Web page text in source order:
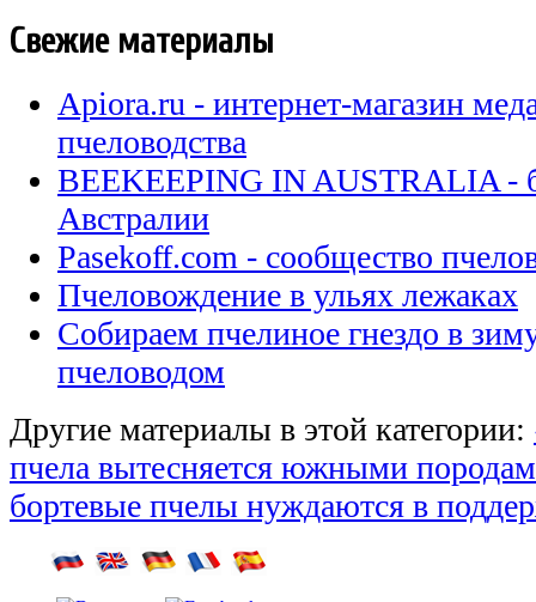
Свежие материалы
Apiora.ru - интернет-магазин
пчеловодства
BEEKEEPING IN AUSTRALIA -
Австралии
Pasekoff.com - сообщество
Пчеловождение в ульях лежаках
Собираем пчелиное гнездо в
пчеловодом
Другие материалы в этой категории:
пчела вытесняется южными
бортевые пчелы нуждаются в